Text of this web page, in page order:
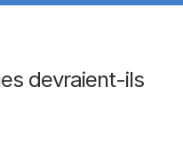
devraient-ils